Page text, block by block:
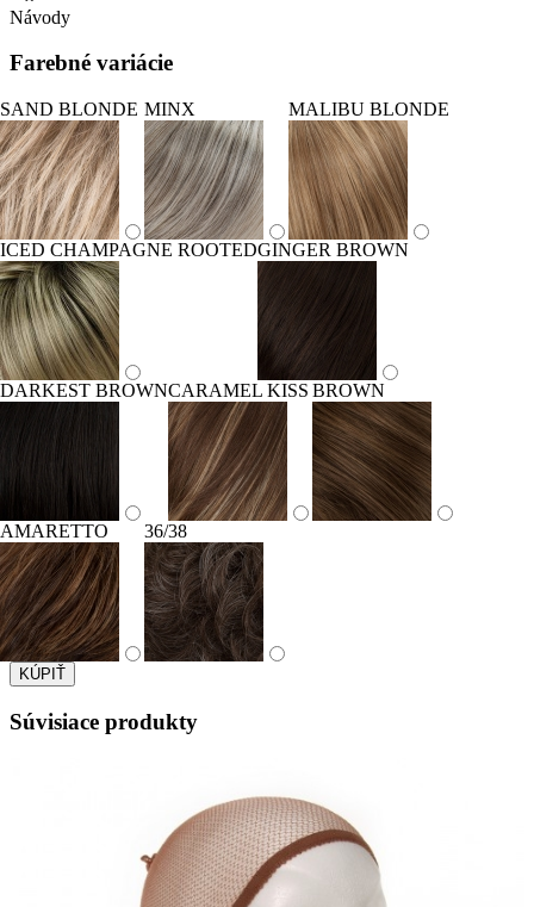
Návody
Farebné variácie
SAND BLONDE MINX MALIBU BLONDE
ICED CHAMPAGNE ROOTEDGINGER BROWN
DARKEST BROWNCARAMEL KISS BROWN
AMARETTO 36/38
Súvisiace produkty